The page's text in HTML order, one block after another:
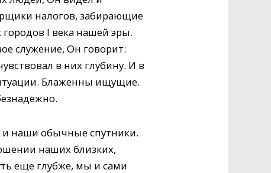
налогов, забирающие
I века нашей эры.
служение, Он говорит:
в них глубину. И в
Блаженны ищущие.
и наши обычные спутники.
наших близких,
еще глубже, мы и сами